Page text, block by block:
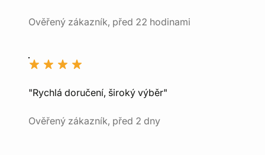
Ověřený zákazník, před 22 hodinami
"Rychlá doručení, široký výběr"
Ověřený zákazník, před 2 dny